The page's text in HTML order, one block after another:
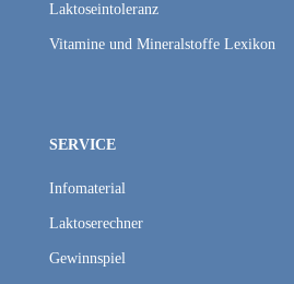
Laktose­intoleranz
Vitamine und Mineralstoffe Lexikon
SERVICE
Infomaterial
Laktoserechner
Gewinnspiel